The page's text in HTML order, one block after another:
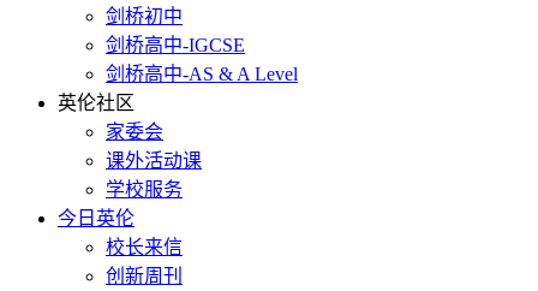
剑桥初中
剑桥高中-IGCSE
剑桥高中-AS & A Level
英伦社区
家委会
课外活动课
学校服务
今日英伦
校长来信
创新周刊